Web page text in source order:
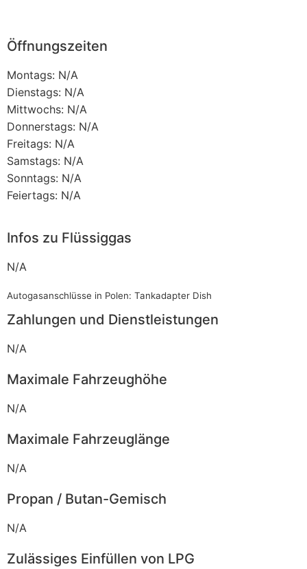
Öffnungszeiten
Montags: N/A
Dienstags: N/A
Mittwochs: N/A
Donnerstags: N/A
Freitags: N/A
Samstags: N/A
Sonntags: N/A
Feiertags: N/A
Infos zu Flüssiggas
N/A
Autogasanschlüsse in Polen: Tankadapter Dish
Zahlungen und Dienstleistungen
N/A
Maximale Fahrzeughöhe
N/A
Maximale Fahrzeuglänge
N/A
Propan / Butan-Gemisch
N/A
Zulässiges Einfüllen von LPG